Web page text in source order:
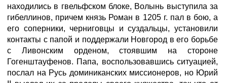
находились в гвельфском блоке, Волынь выступила за
гибеллинов, причем князь Роман в 1205 г. пал в бою, а
его соперники, черниговцы и суздальцы, установили
контакты с папой и поддержали Новгород в его борьбе
с Ливонским орденом, стоявшим на стороне
Гогенштауфенов. Папа, воспользовавшись ситуацией,
послал на Русь доминиканских миссионеров, но Юрий